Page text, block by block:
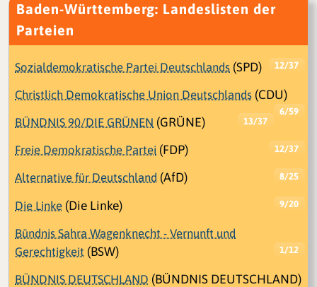
Baden-Württemberg: Landeslisten der
Parteien
Sozialdemokratische Partei Deutschlands (SPD) 12/37
Christlich Demokratische Union Deutschlands (CDU)
6/59
BÜNDNIS 90/DIE GRÜNEN (GRÜNE) 13/37
Freie Demokratische Partei (FDP) 12/37
Alternative für Deutschland (AfD) 8/25
Die Linke (Die Linke) 9/20
Bündnis Sahra Wagenknecht - Vernunft und
Gerechtigkeit (BSW) 1/12
BÜNDNIS DEUTSCHLAND (BÜNDNIS DEUTSCHLAND)